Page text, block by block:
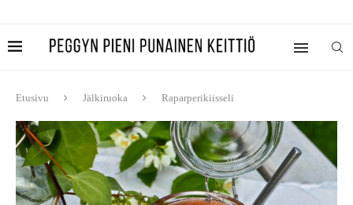
Etusivu Jälkiruoka Raparperikiisseli